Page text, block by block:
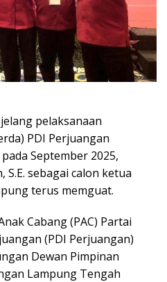
pelaksanaan
PDI Perjuangan
September 2025,
sebagai calon ketua
terus memguat.
Cabang (PAC) Partai
(PDI Perjuangan)
Dewan Pimpinan
Lampung Tengah